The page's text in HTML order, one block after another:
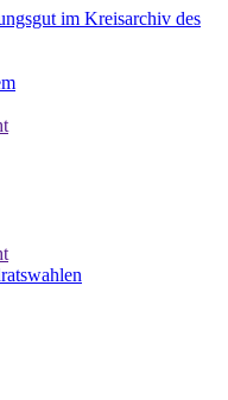
im Kreisarchiv des